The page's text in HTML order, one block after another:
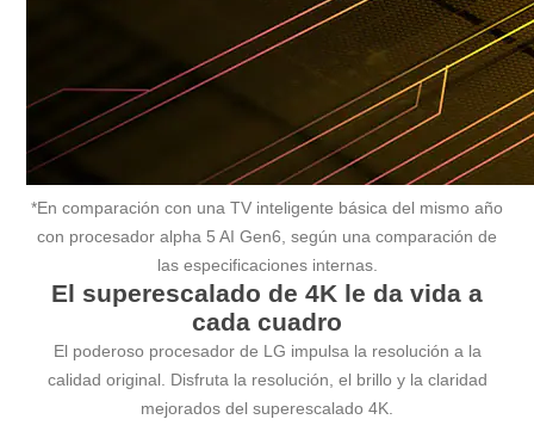
*En comparación con una TV inteligente básica del mismo año
con procesador alpha 5 AI Gen6, según una comparación de
las especificaciones internas.
El superescalado de 4K le da vida a
cada cuadro
El poderoso procesador de LG impulsa la resolución a la
calidad original. Disfruta la resolución, el brillo y la claridad
mejorados del superescalado 4K.